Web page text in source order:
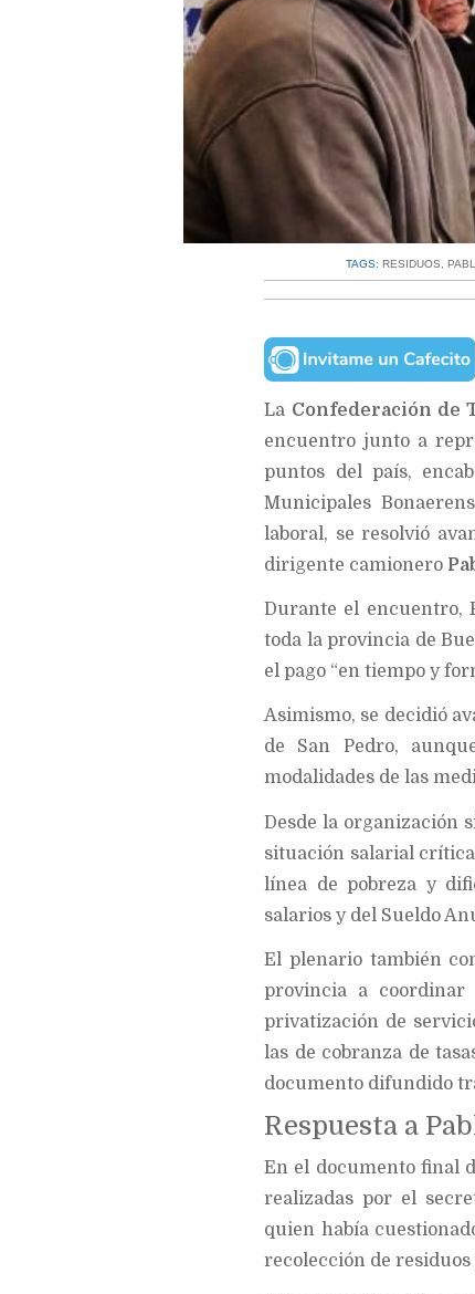
TAGS:RESIDUOS ,
La Confederación de
encuentro junto a
puntos del país,
Municipales
laboral, se resolvió
dirigente camionero
Durante el encuentro,
toda la provincia de
el pago “en tiempo y
Asimismo, se decidió
de San Pedro,
modalidades de las
Desde la organización
situación salarial crítica
línea de pobreza y
salarios y del Sueldo
El plenario también
provincia a coordinar
privatización de
las de cobranza de
documento difundido
Respuesta a
En el documento final
realizadas por el
quien había
recolección de